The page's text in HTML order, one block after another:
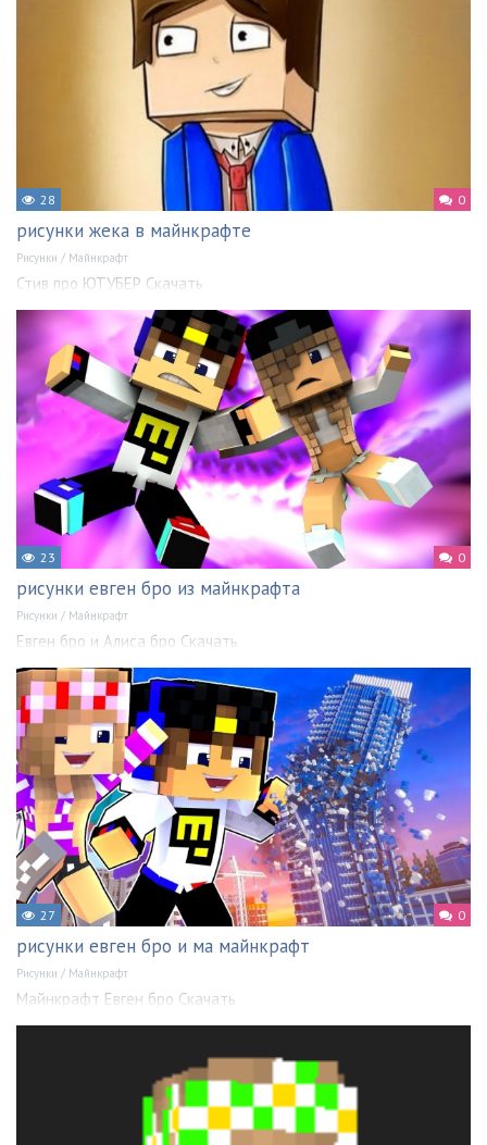
28 0
рисунки жека в майнкрафте
Рисунки / Майнкрафт
Стив про ЮТУБЕР Скачать
23 0
рисунки евген бро из майнкрафта
Рисунки / Майнкрафт
Евген бро и Алиса бро Скачать
27 0
рисунки евген бро и ма майнкрафт
Рисунки / Майнкрафт
Майнкрафт Евген бро Скачать